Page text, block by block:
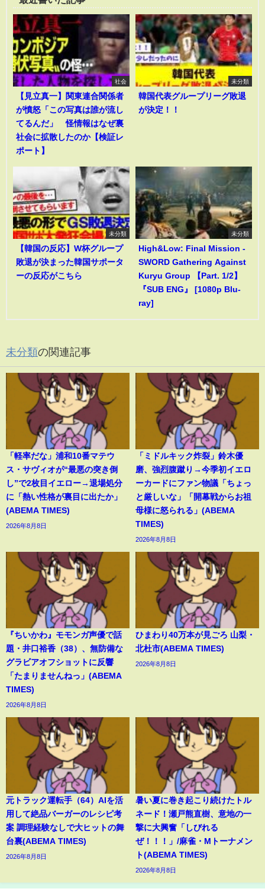
社会
【見立真一】関東連合関係者
が憤怒「この写真は誰が流し
てるんだ」 怪情報はなぜ裏
社会に拡散したのか【検証レ
ポート】
未分類
韓国代表グループリーグ敗退
が決定！！
未分類
【韓国の反応】W杯グループ
敗退が決まった韓国サポータ
ーの反応がこちら
未分類
High&Low: Final Mission -
SWORD Gathering Against
Kuryu Group 【Part. 1/2】
『SUB ENG』 [1080p Blu-
ray]
未分類の関連記事
「軽率だな」浦和10番マテウ
ス・サヴィオが“最悪の突き倒
し”で2枚目イエロー→退場処分
に「熱い性格が裏目に出たか」
(ABEMA TIMES)
2026年8月8日
「ミドルキック炸裂」鈴木優
磨、強烈腹蹴り→今季初イエロ
ーカードにファン物議「ちょっ
と厳しいな」「開幕戦からお祖
母様に怒られる」(ABEMA
TIMES)
2026年8月8日
『ちいかわ』モモンガ声優で話
題・井口裕香（38）、無防備な
グラビアオフショットに反響
「たまりませんねっ」(ABEMA
TIMES)
2026年8月8日
ひまわり40万本が見ごろ 山梨・
北杜市(ABEMA TIMES)
2026年8月8日
元トラック運転手（64）AIを活
用して絶品バーガーのレシピ考
案 調理経験なしで大ヒットの舞
台裏(ABEMA TIMES)
2026年8月8日
暑い夏に巻き起こり続けたトル
ネード！瀬戸熊直樹、意地の一
撃に大興奮「しびれる
ぜ！！！」/麻雀・Mトーナメン
ト(ABEMA TIMES)
2026年8月8日